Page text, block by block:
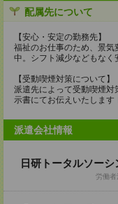
配属先について
【安心・安定の勤務先】
福祉のお仕事のため、景気
中。シフト減少などもなく
【受動喫煙対策について】
派遣先によって受動喫煙対
示書にてお伝えいたします
派遣会社情報
日研トータルソー
労働